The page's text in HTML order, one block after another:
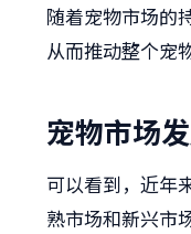
随着宠物市场的
从而推动整个宠
宠物市场
可以看到，近年
熟市场和新兴市